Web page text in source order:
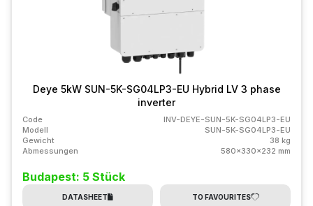
Deye 5kW SUN-5K-SG04LP3-EU Hybrid LV 3 phase
inverter
Code
INV-DEYE-SUN-5K-SG04LP3-EU
Modell
SUN-5K-SG04LP3-EU
Gewicht
38 kg
Abmessungen
580x330x232 mm
Budapest: 5 Stück
DATASHEET TO FAVOURITES